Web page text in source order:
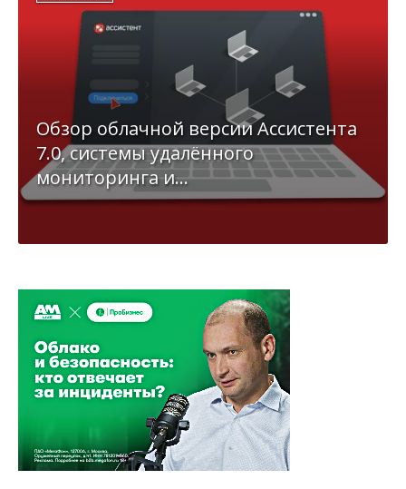
Обзор облачной версии Ассистента
7.0, системы удалённого
мониторинга и...